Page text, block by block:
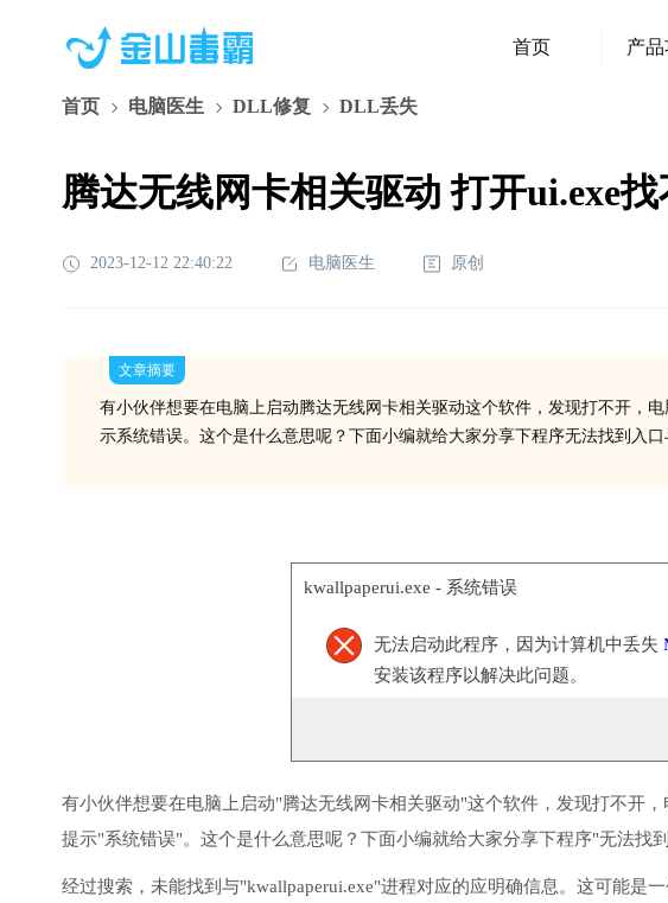
首页 产
首页 电脑医生 DLL修复 DLL丢失
腾达无线网卡相关驱动 打开ui.exe
2023-12-12 22:40:22 电脑医生 原创
文章摘要
有小伙伴想要在电脑上启动腾达无线网卡相关驱动这个软件，发现打不开，
示系统错误。这个是什么意思呢？下面小编就给大家分享下程序无法找到入
kwallpaperui.exe - 系统错误
无法启动此程序，因为计算机中丢失
安装该程序以解决此问题。
有小伙伴想要在电脑上启动"腾达无线网卡相关驱动"这个软件，发现打不开，
提示"系统错误"。这个是什么意思呢？下面小编就给大家分享下程序"无法找
经过搜索，未能找到与"kwallpaperui.exe"进程对应的应明确信息。这可能是